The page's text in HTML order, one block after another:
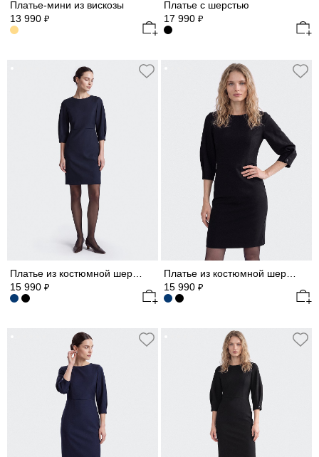
Платье-мини из вискозы
13 990 ₽
Платье с шерстью
17 990 ₽
Платье из костюмной шерсти (Р158)
15 990 ₽
Платье из костюмной шерсти (Р158)
15 990 ₽